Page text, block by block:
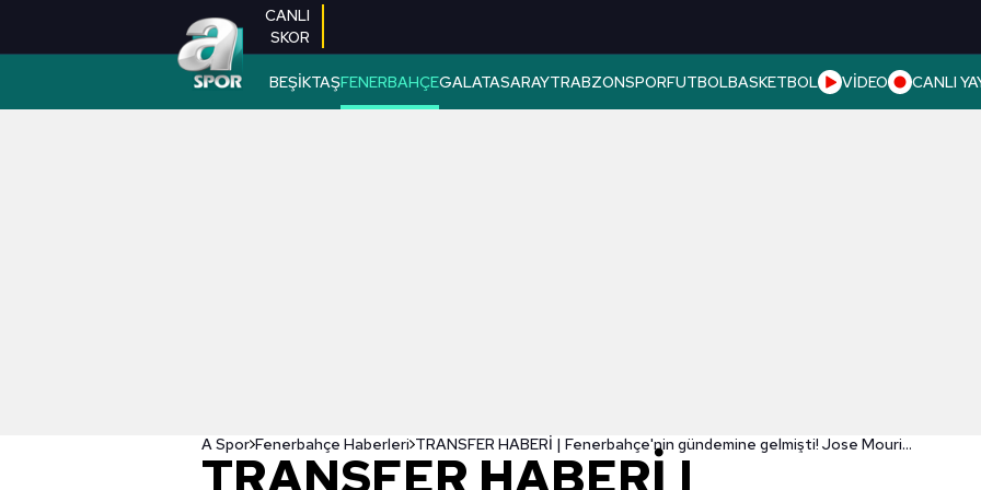
CANLI
SKOR
BEŞİKTAŞFENERBAHÇEGALATASARAYTRABZONSPORFUTBOLBASKETBOL VİDEO CANLI
A Spor Fenerbahçe Haberleri TRANSFER HABERİ | Fenerbahçe'nin gündemine gelmişti! Jose Mourinho'dan ret yedi
TRANSFER HABERİ |